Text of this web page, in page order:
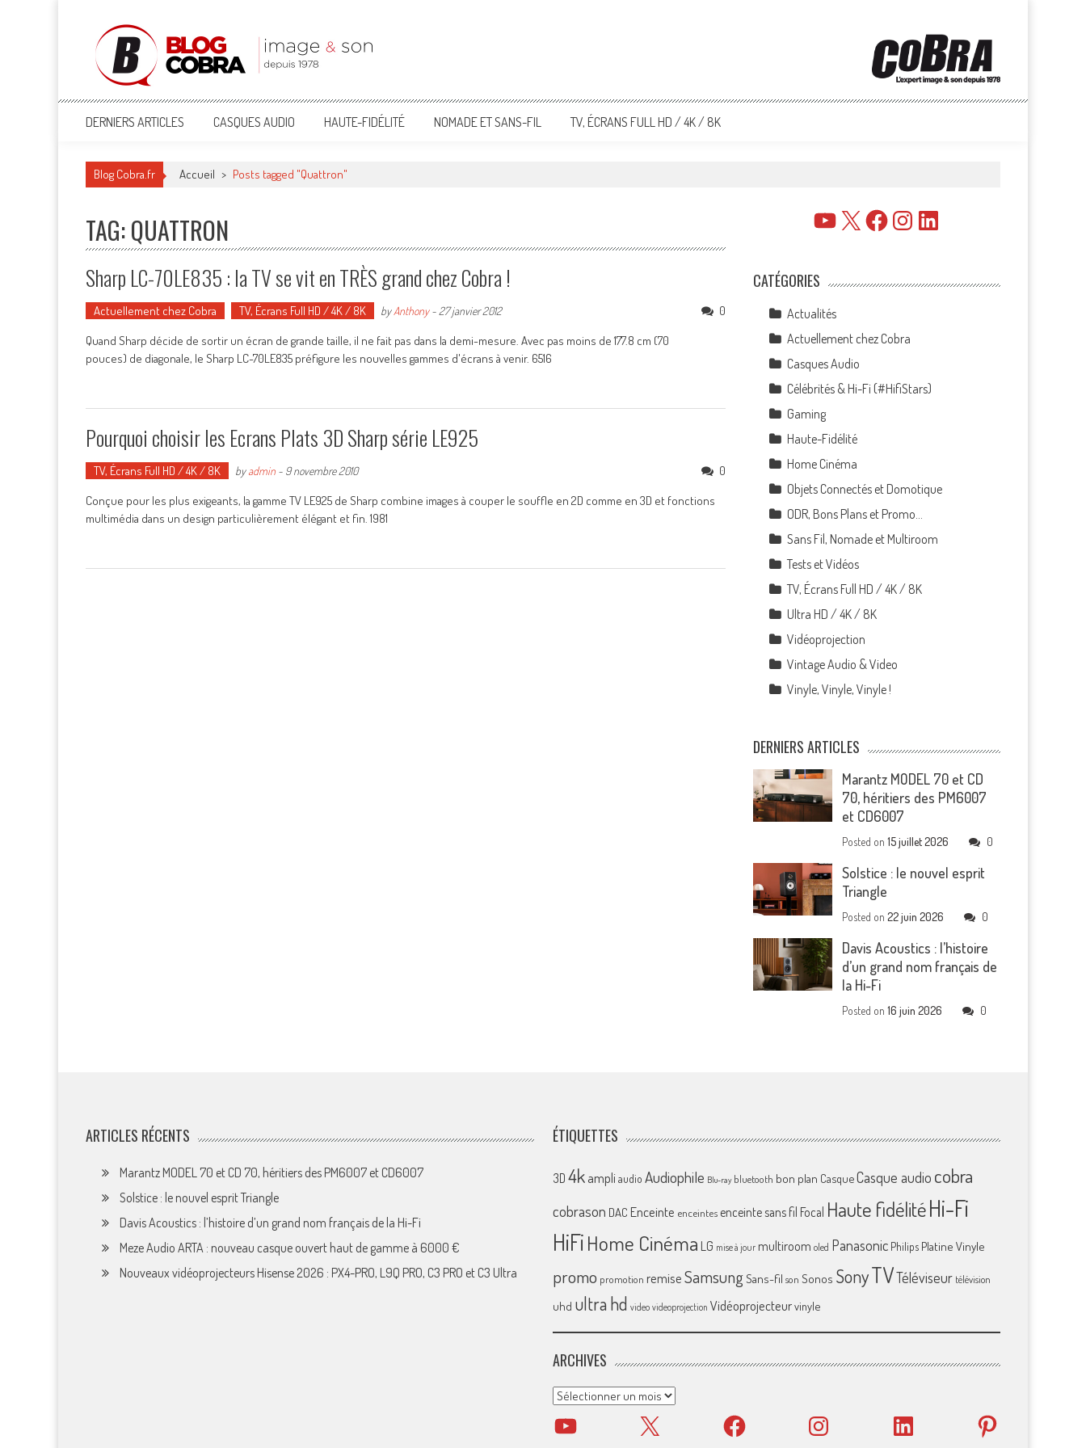
Blog Cobra
Toute l'actu Image & Son !
DERNIERS ARTICLES CASQUES AUDIO HAUTE-FIDÉLITÉ NOMADE ET SANS-FIL TV, ÉCRANS FULL HD / 4K / 8K
Blog Cobra.fr Accueil > Posts tagged "Quattron"
TAG: QUATTRON
Sharp LC-70LE835 : la TV se vit en TRÈS grand chez Cobra !
Actuellement chez Cobra TV, Écrans Full HD / 4K / 8K byAnthony- 27 janvier 2012
0
Quand Sharp décide de sortir un écran de grande taille, il ne fait pas dans la demi-mesure. Avec pas moins de 177.8 cm (70
pouces) de diagonale, le Sharp LC-70LE835 préfigure les nouvelles gammes d'écrans à venir. 6516
Pourquoi choisir les Ecrans Plats 3D Sharp série LE925
TV, Écrans Full HD / 4K / 8K byadmin - 9 novembre 2010
0
Conçue pour les plus exigeants, la gamme TV LE925 de Sharp combine images à couper le souffle en 2D comme en 3D et fonctions
multimédia dans un design particulièrement élégant et fin. 1981
YouTube
X FacebookInstagramLinkedIn
CATÉGORIES
Actualités
Actuellement chez Cobra
Casques Audio
Célébrités & Hi-Fi (#HifiStars)
Gaming
Haute-Fidélité
Home Cinéma
Objets Connectés et Domotique
ODR, Bons Plans et Promo…
Sans Fil, Nomade et Multiroom
Tests et Vidéos
TV, Écrans Full HD / 4K / 8K
Ultra HD / 4K / 8K
Vidéoprojection
Vintage Audio & Video
Vinyle, Vinyle, Vinyle !
DERNIERS ARTICLES
Marantz MODEL 70 et CD
70, héritiers des PM6007
et CD6007
Posted on15 juillet 2026 0
Solstice : le nouvel esprit
Triangle
Posted on22 juin 2026 0
Davis Acoustics : l’histoire
d’un grand nom français de
la Hi-Fi
Posted on16 juin 2026 0
ARTICLES RÉCENTS
Marantz MODEL 70 et CD 70, héritiers des PM6007 et CD6007
Solstice : le nouvel esprit Triangle
Davis Acoustics : l’histoire d’un grand nom français de la Hi-Fi
Meze Audio ARTA : nouveau casque ouvert haut de gamme à 6000 €
Nouveaux vidéoprojecteurs Hisense 2026 : PX4-PRO, L9Q PRO, C3 PRO et C3 Ultra
ÉTIQUETTES
3D 4k ampliaudio Audiophile Blu-ray bluetooth bon plan CasqueCasque audio cobra
cobrason DAC Enceinte enceintes enceinte sans fil Focal Haute fidélitéHi-Fi
HiFiHome Cinéma LG mise à jour multiroom oled Panasonic Philips Platine Vinyle
promo promotion remiseSamsungSans-fil son Sonos SonyTVTéléviseur télévision
uhd ultra hd video videoprojection Vidéoprojecteurvinyle
ARCHIVES
Archives
YouTube X Facebook Instagram LinkedIn Pinterest